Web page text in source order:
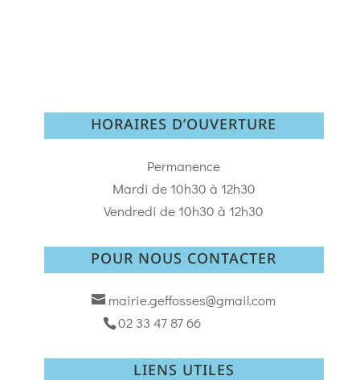
HORAIRES D’OUVERTURE
Permanence
Mardi de 10h30 à 12h30
Vendredi de 10h30 à 12h30
POUR NOUS CONTACTER
mairie.geffosses@gmail.com
02 33 47 87 66
LIENS UTILES